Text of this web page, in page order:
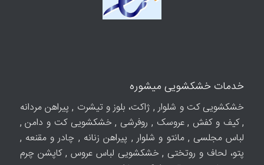
خدمات خشکشویی میشوره
خشکشویی کت و شلوار , ژاکت، بلوز و تیشرت , پیراهن مردانه
, کیف و کفش , عروسک , روفرشی , خشکشویی کت و دامن ,
لباس مجلسی , مانتو و شلوار , پیراهن زنانه , چادر و مقنعه ,
پتو، لحاف و روتختی , خشکشویی لباس عروس , کاپشن چرم